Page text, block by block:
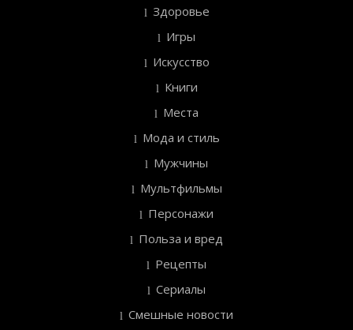
Здоровье
Игры
Искусство
Книги
Места
Мода и стиль
Мужчины
Мультфильмы
Персонажи
Польза и вред
Рецепты
Сериалы
Смешные новости